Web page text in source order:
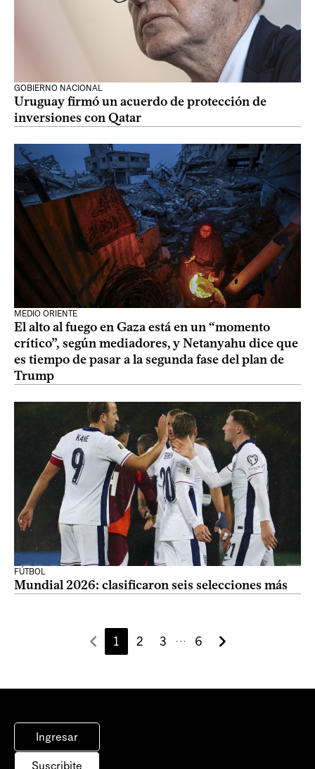
GOBIERNO NACIONAL
Uruguay firmó un acuerdo de protección de
inversiones con Qatar
MEDIO ORIENTE
El alto al fuego en Gaza está en un “momento
crítico”, según mediadores, y Netanyahu dice que
es tiempo de pasar a la segunda fase del plan de
Trump
FÚTBOL
Mundial 2026: clasificaron seis selecciones más
1 2 3 ⋯ 6
Ingresar
Suscribite